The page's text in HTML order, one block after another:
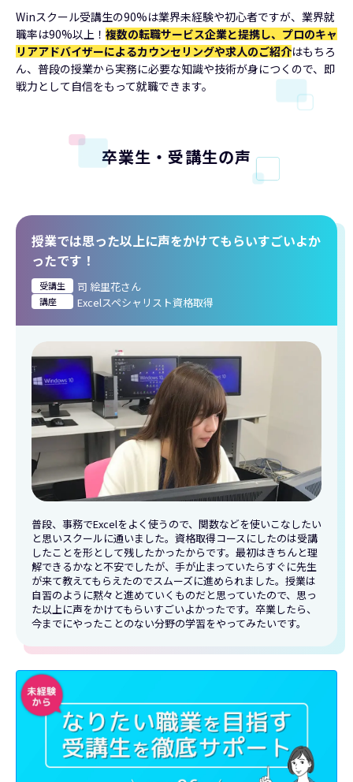
Winスクール受講生の90%は業界未経験や初心者ですが、業界就
職率は90%以上！ 複数の転職サービス企業と提携し、プロのキャ
リアアドバイザーによるカウンセリングや求人のご紹介はもちろ
ん、普段の授業から実務に必要な知識や技術が身につくので、即
戦力として自信をもって就職できます。
卒業生・受講生の声
授業では思った以上に声をかけてもらいすごいよか
ったです！
受講生 司 絵里花さん
講座 Excelスペシャリスト資格取得
普段、事務でExcelをよく使うので、関数などを使いこなしたい
と思いスクールに通いました。資格取得コースにしたのは受講
したことを形として残したかったからです。最初はきちんと理
解できるかなと不安でしたが、手が止まっていたらすぐに先生
が来て教えてもらえたのでスムーズに進められました。授業は
自習のように黙々と進めていくものだと思っていたので、思っ
た以上に声をかけてもらいすごいよかったです。卒業したら、
今までにやったことのない分野の学習をやってみたいです。